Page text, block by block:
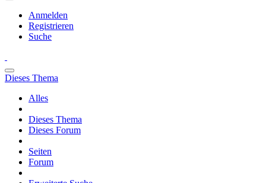
Anmelden
Registrieren
Suche
Dieses Thema
Alles
Dieses Thema
Dieses Forum
Seiten
Forum